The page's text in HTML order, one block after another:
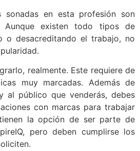
sonadas en esta profesión son
Aunque existen todo tipos de
o desacreditando el trabajo, no
realmente. Este requiere de
muy marcadas. Además de
al público que venderás, debes
con marcas para trabajar
la opción de ser parte de
pero deben cumplirse los